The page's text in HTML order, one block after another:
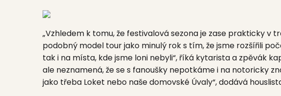
„Vzhledem k tomu, že festivalová sezona je zase prakticky v
podobný model tour jako minulý rok s tím, že jsme rozšířili
tak i na místa, kde jsme loni nebyli“, říká kytarista a zpěvák
ale neznamená, že se s fanoušky nepotkáme i na notoricky
jako třeba Loket nebo naše domovské Úvaly“,dodává